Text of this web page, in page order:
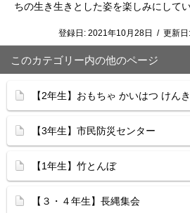
ちの生き生きとした姿を楽しみにして
登録日: 2021年10月28日 / 更新日:
このカテゴリー内の他のページ
【2年生】おもちゃ かいはつ けん
【3年生】市民防災センター
【1年生】竹とんぼ
【３・４年生】長縄集会